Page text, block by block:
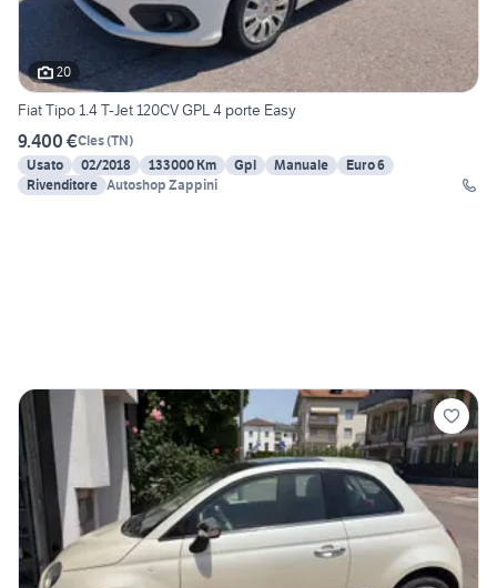
20
Fiat Tipo 1.4 T-Jet 120CV GPL 4 porte Easy
9.400 €Cles(TN)
Usato
02/2018 133000 Km Gpl Manuale
Euro 6
Rivenditore Autoshop Zappini